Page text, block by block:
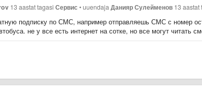
13 aastat tagasi Сервис •uuendajaДанияр Сулейменов 13 aastat
подписку по СМС, например отправляешь СМС с номер
не у все есть интернет на сотке, но все могут читать